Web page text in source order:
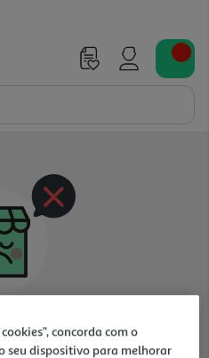
selecionada
concorda com o
seu dispositivo para melhorar